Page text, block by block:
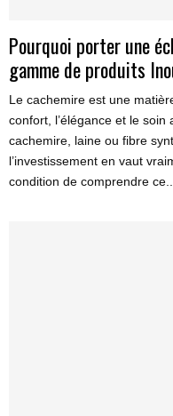
Pourquoi porter une
gamme de produits
Le cachemire est une
confort, l’élégance et le
cachemire, laine ou fibre
l’investissement en vaut
condition de comprendre